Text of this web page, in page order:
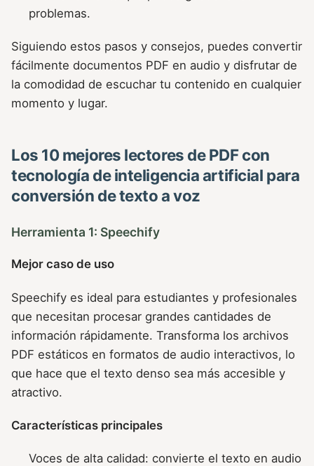
problemas.
Siguiendo estos pasos y consejos, puedes convertir
fácilmente documentos PDF en audio y disfrutar de
la comodidad de escuchar tu contenido en cualquier
momento y lugar.
Los 10 mejores lectores de PDF con
tecnología de inteligencia artificial para
conversión de texto a voz
Herramienta 1: Speechify
Mejor caso de uso
Speechify es ideal para estudiantes y profesionales
que necesitan procesar grandes cantidades de
información rápidamente. Transforma los archivos
PDF estáticos en formatos de audio interactivos, lo
que hace que el texto denso sea más accesible y
atractivo.
Características principales
Voces de alta calidad: convierte el texto en audio